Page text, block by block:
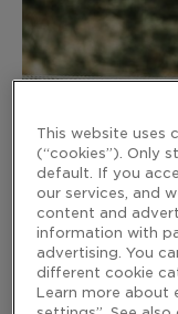
Рыба,
продукты
мифы и
Leave a Comment /
жир/mikaelaruden
беременности
–
мифы
и
This website uses
(“cookies”). Only
default. If you
our services, and
content and
information with
advertising. You
different cookie
Learn more about